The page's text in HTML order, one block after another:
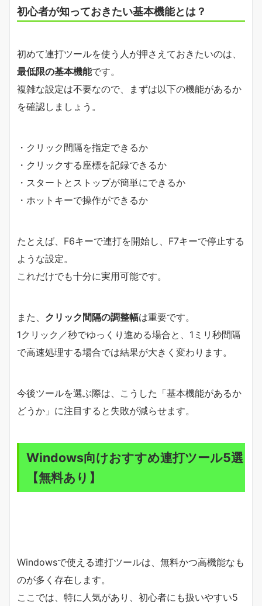
初心者が知っておきたい基本機能とは？
初めて連打ツールを使う人が押さえておきたいのは、
最低限の基本機能です。
複雑な設定は不要なので、まずは以下の機能があるか
を確認しましょう。
・クリック間隔を指定できるか
・クリックする座標を記録できるか
・スタートとストップが簡単にできるか
・ホットキーで操作ができるか
たとえば、F6キーで連打を開始し、F7キーで停止する
ような設定。
これだけでも十分に実用可能です。
また、 クリック間隔の調整幅は重要です。
1クリック／秒でゆっくり進める場合と、1ミリ秒間隔
で高速処理する場合では結果が大きく変わります。
今後ツールを選ぶ際は、こうした「基本機能があるか
どうか」に注目すると失敗が減らせます。
Windows向けおすすめ連打ツール5選
【無料あり】
Windowsで使える連打ツールは、無料かつ高機能なも
のが多く存在します。
ここでは、特に人気があり、初心者にも扱いやすい5